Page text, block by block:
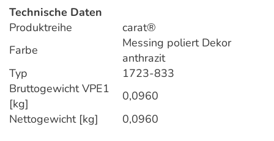
Technische Daten
Produktreihe
carat®
Farbe
Messing poliert Dekor
anthrazit
Typ
1723-833
Bruttogewicht VPE1
[kg]
0,0960
Nettogewicht [kg]
0,0960